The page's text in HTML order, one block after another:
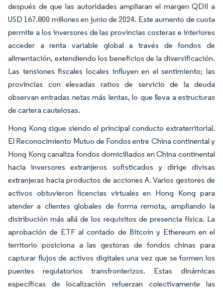
después de que las autoridades ampliaran el margen QDII a
USD 167.800 millones en junio de 2024. Este aumento de cuota
permite a los inversores de las provincias costeras e interiores
acceder a renta variable global a través de fondos de
alimentación, extendiendo los beneficios de la diversificación.
Las tensiones fiscales locales influyen en el sentimiento; las
provincias con elevadas ratios de servicio de la deuda
observan entradas netas más lentas, lo que lleva a estructuras
de cartera cautelosas.
Hong Kong sigue siendo el principal conducto extraterritorial.
El Reconocimiento Mutuo de Fondos entre China continental y
Hong Kong canaliza fondos domiciliados en China continental
hacia inversores extranjeros sofisticados y dirige divisas
extranjeras hacia productos de acciones A. Varios gestores de
activos obtuvieron licencias virtuales en Hong Kong para
atender a clientes globales de forma remota, ampliando la
distribución más allá de los requisitos de presencia física. La
aprobación de ETF al contado de Bitcoin y Ethereum en el
territorio posiciona a las gestoras de fondos chinas para
capturar flujos de activos digitales una vez que se formen los
puentes regulatorios transfronterizos. Estas dinámicas
específicas de localización refuerzan colectivamente las